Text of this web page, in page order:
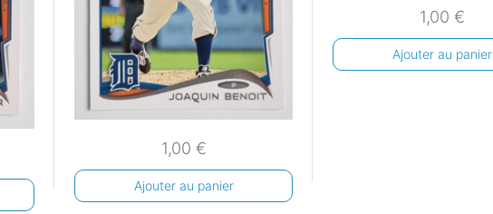
1,00 €
Ajouter au panier
1,00 €
Ajouter au panier